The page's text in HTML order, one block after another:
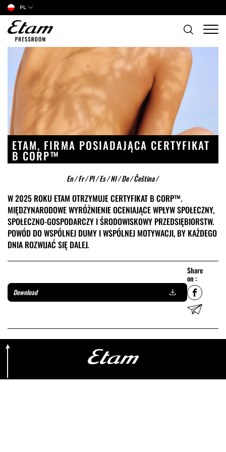
PL
ETAM, FIRMA POSIADAJĄCA CERTYFIKAT
B CORP™
En/Fr/Pl/Es/Nl/De/Čeština/
W 2025 ROKU ETAM OTRZYMUJE CERTYFIKAT B CORP™.
MIĘDZYNARODOWE WYRÓŻNIENIE OCENIAJĄCE WPŁYW SPOŁECZNY,
SPOŁECZNO-GOSPODARCZY I ŚRODOWISKOWY PRZEDSIĘBIORSTW.
POWÓD DO WSPÓLNEJ DUMY I WSPÓLNEJ MOTYWACJI, BY KAŻDEGO
DNIA ROZWIJAĆ SIĘ DALEJ.
Download
Share
on :